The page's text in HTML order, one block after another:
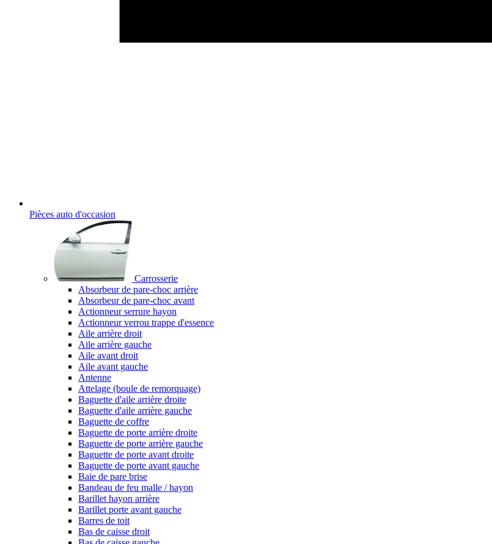
Pièces auto d'occasion
Carrosserie
Absorbeur de pare-choc arrière
Absorbeur de pare-choc avant
Actionneur serrure hayon
Actionneur verrou trappe d'essence
Aile arrière droit
Aile arrière gauche
Aile avant droit
Aile avant gauche
Antenne
Attelage (boule de remorquage)
Baguette d'aile arrière droite
Baguette d'aile arrière gauche
Baguette de coffre
Baguette de porte arrière droite
Baguette de porte arrière gauche
Baguette de porte avant droite
Baguette de porte avant gauche
Baie de pare brise
Bandeau de feu malle / hayon
Barillet hayon arrière
Barillet porte avant gauche
Barres de toit
Bas de caisse droit